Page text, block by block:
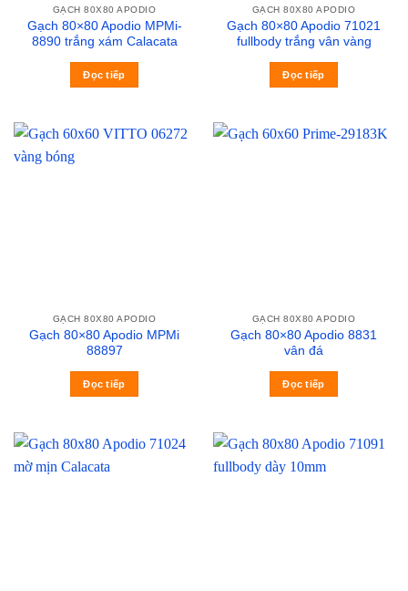
GẠCH 80X80 APODIO
Gạch 80×80 Apodio MPMi-
8890 trắng xám Calacata
Đọc tiếp
GẠCH 80X80 APODIO
Gạch 80×80 Apodio 71021
fullbody trắng vân vàng
Đọc tiếp
GẠCH 80X80 APODIO
Gạch 80×80 Apodio MPMi
88897
Đọc tiếp
GẠCH 80X80 APODIO
Gạch 80×80 Apodio 8831
vân đá
Đọc tiếp